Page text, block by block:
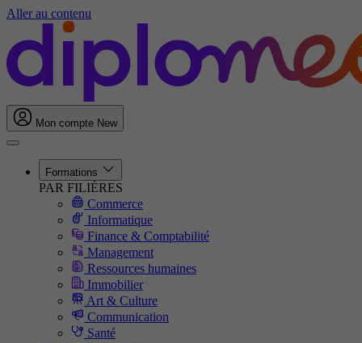
Aller au contenu
Mon compte New
Formations
PAR FILIÈRES
Commerce
Informatique
Finance & Comptabilité
Management
Ressources humaines
Immobilier
Art & Culture
Communication
Santé